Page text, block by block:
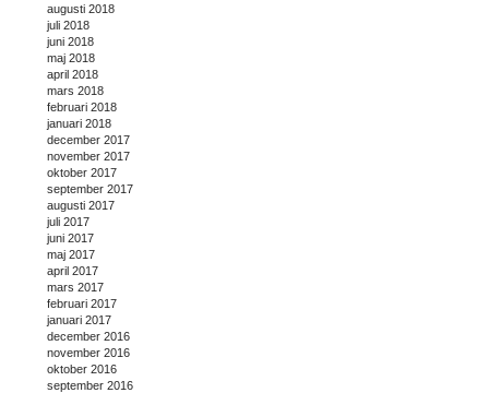
augusti 2018
juli 2018
juni 2018
maj 2018
april 2018
mars 2018
februari 2018
januari 2018
december 2017
november 2017
oktober 2017
september 2017
augusti 2017
juli 2017
juni 2017
maj 2017
april 2017
mars 2017
februari 2017
januari 2017
december 2016
november 2016
oktober 2016
september 2016